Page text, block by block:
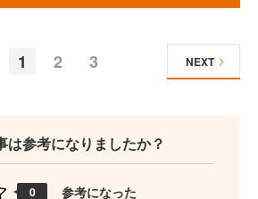
1 2 3 NEXT
は参考になりましたか？
0 参考になった